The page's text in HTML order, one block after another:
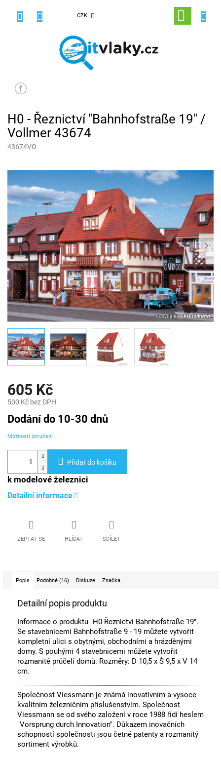
CZK
NÁKUPNÍ
KOŠÍK
H0 - Řeznictví "Bahnhofstraße 19" /
Vollmer 43674
43674VO
605 Kč
500 Kč bez DPH
Měrná
cena:
Dodání do 10-30 dnů
Možnosti doručení
Přidat do košíku
k modelové železnici
Detailní informace
ZEPTAT SE HLÍDAT SDÍLET
Popis Podobné (16) Diskuze Značka
Detailní popis produktu
Informace o produktu "H0 Řeznictví Bahnhofstraße 19".
Se stavebnicemi Bahnhofstraße 9 - 19 můžete vytvořit
kompletní ulici s obytnými, obchodními a hrázděnými
domy. S pouhými 4 stavebnicemi můžete vytvořit
rozmanité průčelí domů. Rozměry: D 10,5 x Š 9,5 x V 14
cm.
Společnost Viessmann je známá inovativním a vysoce
kvalitním železničním příslušenstvím. Společnost
Viessmann se od svého založení v roce 1988 řídí heslem
"Vorsprung durch Innovation". Důkazem inovačních
schopností společnosti jsou četné patenty a rozmanitý
sortiment výrobků.